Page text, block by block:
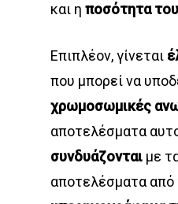
και η ποσότητα
Επιπλέον, γίνεται
που μπορεί να
χρωμοσωμικές
αποτελέσματα
συνδυάζονται με
αποτελέσματα από